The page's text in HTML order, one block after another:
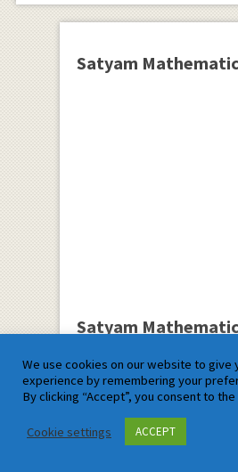
Satyam
Satyam
We use cookies on our website to give
experience by remembering your
By clicking “Accept”, you consent to
Cookie settings ACCEPT